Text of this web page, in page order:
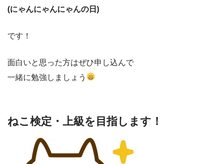
(にゃんにゃんにゃんの日)
です！
面白いと思った方はぜひ申し込んで
一緒に勉強しましょう
ねこ検定・上級を目指します！